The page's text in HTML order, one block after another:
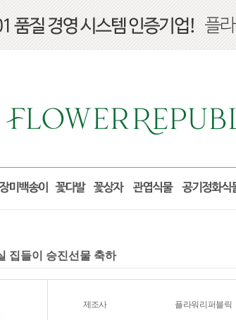
집들이 승진선물 축하
제조사 플라워리퍼블릭